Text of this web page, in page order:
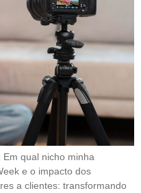
qual nicho minha
e o impacto dos
a clientes: transformando